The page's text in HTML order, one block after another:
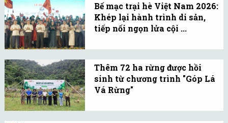
tài chính hợp nhất Quý
II/2026 với kết quả kinh
doanh tích cực.
Bế mạc trại hè Việt Nam 2026:
Khép lại hành trình di sản,
tiếp nối ngọn lửa cội ...
gần 1.500 km trong 14
ngày của hơn 100 thanh
niên, sinh viên người
Việt Nam ở nước ngoài.
Thêm 72 ha rừng được hồi
sinh từ chương trình "Góp Lá
Vá Rừng"